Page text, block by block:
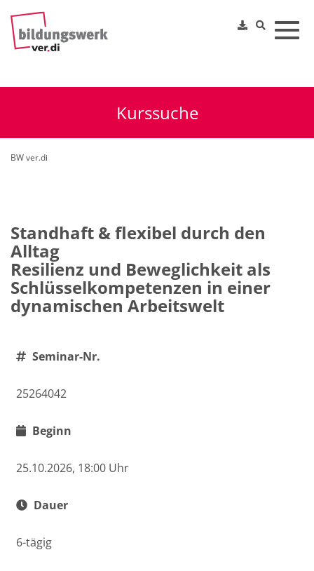
Kurssuche
BW ver.di
Standhaft & flexibel durch den
Alltag
Resilienz und Beweglichkeit als
Schlüsselkompetenzen in einer
dynamischen Arbeitswelt
Seminar-Nr.
25264042
Beginn
25.10.2026, 18:00 Uhr
Dauer
6-tägig